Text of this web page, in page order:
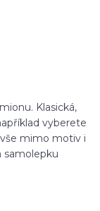
Klasická,
vyberete
mimo motiv i
samolepku